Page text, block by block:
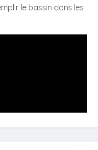
le bassin dans les